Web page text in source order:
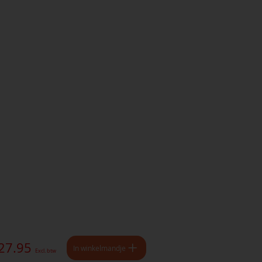
Excl. btw In winkelmandje